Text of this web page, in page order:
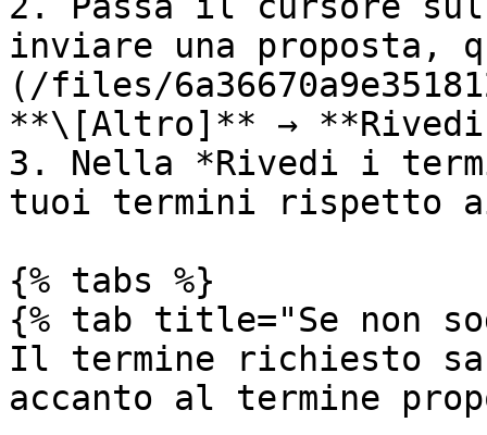
inviare una proposta,
(/files/
**\[Altro]** →
3. Nella *Rivedi i
tuoi termini rispetto
{% tabs %}
{% tab title="Se non
Il termine richiesto
accanto al termine